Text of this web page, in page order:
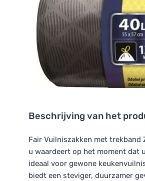
Beschrijving van het
Fair Vuilniszakken met trekband
u waardeert op het moment dat
ideaal voor gewone
biedt een steviger, duurzamer